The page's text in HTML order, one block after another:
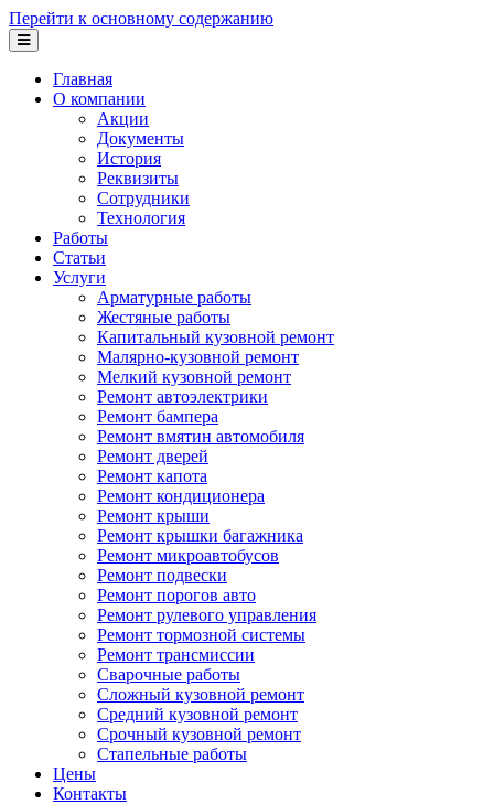
Перейти к основному содержанию
Главная
О компании
Акции
Документы
История
Реквизиты
Сотрудники
Технология
Работы
Статьи
Услуги
Арматурные работы
Жестяные работы
Капитальный кузовной ремонт
Малярно-кузовной ремонт
Мелкий кузовной ремонт
Ремонт автоэлектрики
Ремонт бампера
Ремонт вмятин автомобиля
Ремонт дверей
Ремонт капота
Ремонт кондиционера
Ремонт крыши
Ремонт крышки багажника
Ремонт микроавтобусов
Ремонт подвески
Ремонт порогов авто
Ремонт рулевого управления
Ремонт тормозной системы
Ремонт трансмиссии
Сварочные работы
Сложный кузовной ремонт
Средний кузовной ремонт
Срочный кузовной ремонт
Стапельные работы
Цены
Контакты